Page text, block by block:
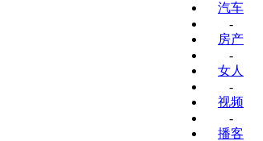
汽车
-
房产
-
女人
-
视频
-
播客